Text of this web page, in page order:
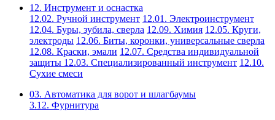
12. Инструмент и оснастка
12.02. Ручной инструмент 12.01. Электроинструмент
12.04. Буры, зубила, сверла 12.09. Химия 12.05. Круги,
электроды 12.06. Биты, коронки, универсальные сверла
12.08. Краски, эмали 12.07. Средства индивидуальной
защиты 12.03. Специализированный инструмент 12.10.
Сухие смеси
03. Автоматика для ворот и шлагбаумы
3.12. Фурнитура